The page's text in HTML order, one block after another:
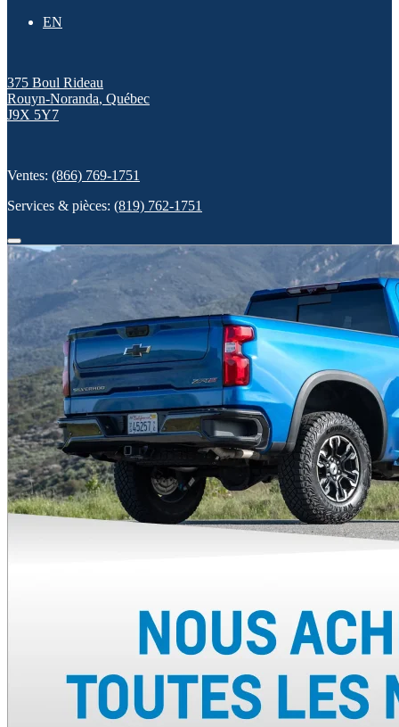
EN
375 Boul Rideau
Rouyn-Noranda, Québec
J9X 5Y7
Ventes: (866) 769-1751
Services & pièces: (819) 762-1751